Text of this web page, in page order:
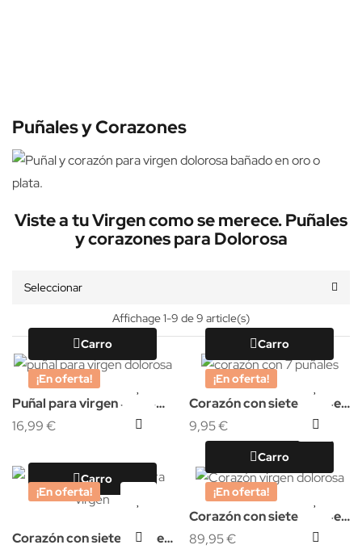
Puñales y Corazones
Viste a tu Virgen como se merece. Puñales
y corazones para Dolorosa
Seleccionar
Affichage 1-9 de 9 article(s)
¡En oferta!
Carro
Puñal para virgen 8,5x4
cm
16,99 €
¡En oferta!
Carro
Corazón con siete puñales
3x3,5cm
9,95 €
¡En oferta!
Carro
Corazón con siete puñales
¡En oferta!
Carro
Corazón con siete puñales
17x12 cm
89,95 €